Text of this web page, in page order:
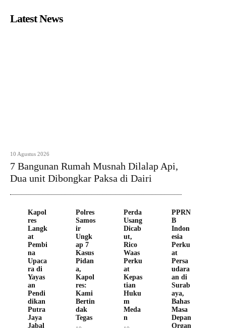
Latest News
10 Agustus 2026
7 Bangunan Rumah Musnah Dilalap Api,
Dua unit Dibongkar Paksa di Dairi
Kapol
res
Langk
at
Pembi
na
Upaca
ra di
Yayas
an
Pendi
dikan
Putra
Jaya
Jabal
Polres
Samos
ir
Ungk
ap 7
Kasus
Pidan
a,
Kapol
res:
Kami
Bertin
dak
Tegas
Perda
Usang
Dicab
ut,
Rico
Waas
Perku
at
Kepas
tian
Huku
m
Meda
n
PPRN
B
Indon
esia
Perku
at
Persa
udara
an di
Surab
aya,
Bahas
Masa
Depan
Organ